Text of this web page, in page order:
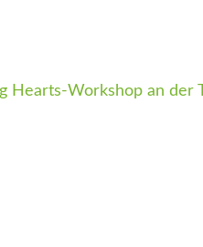
Hearts-Workshop an der